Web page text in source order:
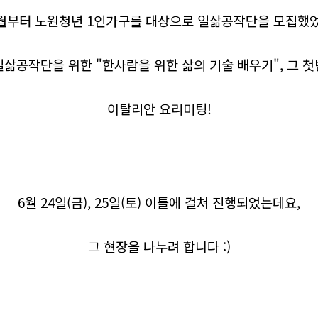
부터 노원청년 1인가구를 대상으로 일삶공작단을 모집했
삶공작단을 위한 "한사람을 위한 삶의 기술 배우기", 그 첫
이탈리안 요리미팅!
6월 24일(금), 25일(토) 이틀에 걸쳐 진행되었는데요,
그 현장을 나누려 합니다 :)